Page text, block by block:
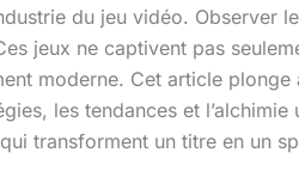
du jeu vidéo.
jeux ne captivent pas
moderne. Cet article
les tendances et
transforment un titre en un